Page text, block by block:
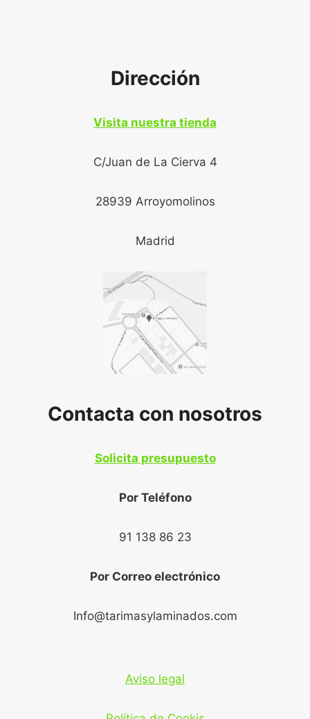
Dirección
Visita nuestra tienda
C/Juan de La Cierva 4
28939 Arroyomolinos
Madrid
Contacta con nosotros
Solicita presupuesto
Por Teléfono
91 138 86 23
Por Correo electrónico
Info@tarimasylaminados.com
Aviso legal